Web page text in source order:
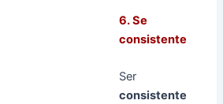
6. Se
consistente
Ser
consistente